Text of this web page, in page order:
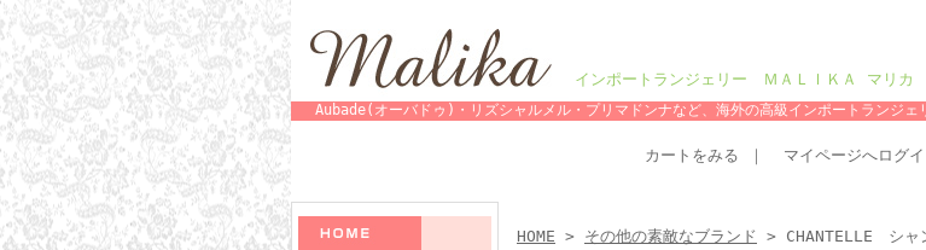
インポートランジェリー ＭＡＬＩＫＡ マリカ
Aubade(オーバドゥ)・リズシャルメル・プリマドンナなど、海外の高級インポートランジェ
カートをみる ｜ マイページへログ
HOME > その他の素敵なブランド > CHANTELLE シャ